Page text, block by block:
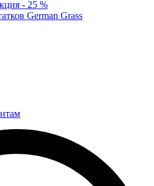
- 25 %
German Grass